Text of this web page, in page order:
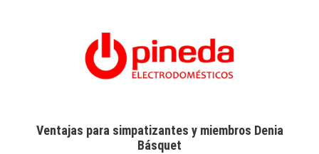
Ventajas para simpatizantes y miembros Denia
Básquet